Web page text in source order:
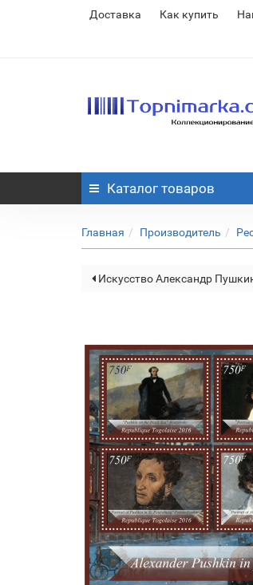
Доставка Как купить
Каталог товаров
Главная Производитель
Искусство Александр